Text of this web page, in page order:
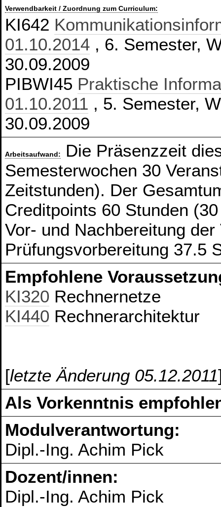
Verwendbarkeit / Zuordnung zum Curriculum:
KI642
01.10.2014 , 6. Semester,
30.09.2009
PIBWI45 Praktische
01.10.2011 , 5. Semester,
30.09.2009
Arbeitsaufwand:
Die Präsenzzeit
Semesterwochen 30
Zeitstunden). Der
Creditpoints 60 Stunden
Vor- und Nachbereitung
Prüfungsvorbereitung 37.5
Empfohlene
KI320 Rechnernetze
KI440 Rechnerarchitektur
[letzte Änderung 05.12.2011
Als Vorkenntnis
Modulverantwortung:
Dipl.-Ing. Achim Pick
Dozent/innen:
Dipl.-Ing. Achim Pick